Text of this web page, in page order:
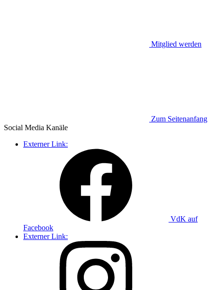
Mitglied werden
Zum Seitenanfang
Social Media Kanäle
Externer Link:
VdK auf
Facebook
Externer Link: